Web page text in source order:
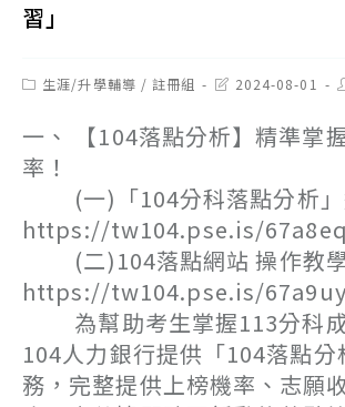
習」
Post生涯/升學輔導 / 註冊組
Post2024-08-01
一、 【104落點分析】精準掌
率！
(一)「104分科落點分析」
https://tw104.pse.is/67a8eq
(二)104落點網站 操作教學
https://tw104.pse.is/67a9uy
為幫助考生掌握113分科成
104人力銀行提供「104落點分
務，完整提供上榜機率、志願